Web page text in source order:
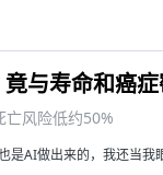
与寿命和癌
亡风险低约50%
是AI做出来的，我还当我